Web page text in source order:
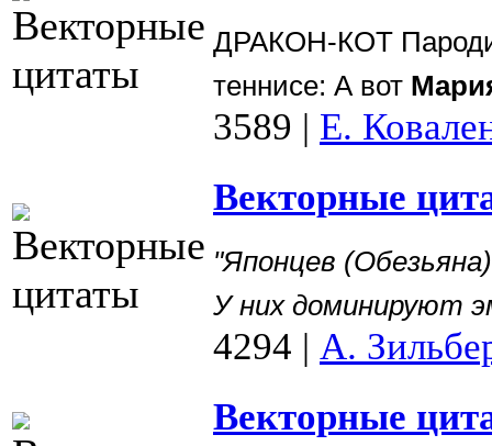
ДРАКОН-КОТ
теннисе: А вот
3589 | Е.
Векторные
"Японцев
У них доминируют
4294 | А.
Векторные